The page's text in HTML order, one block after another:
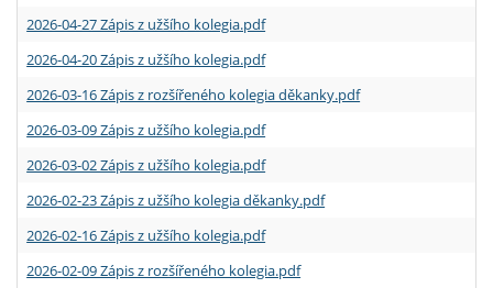
2026-04-27 Zápis z užšího kolegia.pdf
2026-04-20 Zápis z užšího kolegia.pdf
2026-03-16 Zápis z rozšířeného kolegia děkanky.pdf
2026-03-09 Zápis z užšího kolegia.pdf
2026-03-02 Zápis z užšího kolegia.pdf
2026-02-23 Zápis z užšího kolegia děkanky.pdf
2026-02-16 Zápis z užšího kolegia.pdf
2026-02-09 Zápis z rozšířeného kolegia.pdf